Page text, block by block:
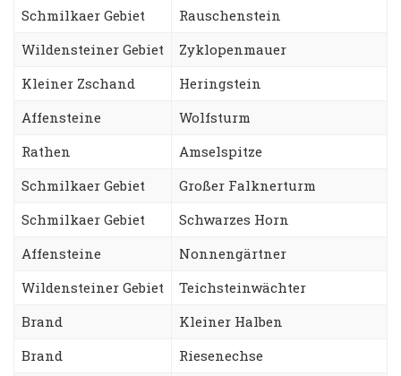
Schmilkaer Gebiet
Rauschenstein
Wildensteiner Gebiet
Zyklopenmauer
Kleiner Zschand
Heringstein
Affensteine
Wolfsturm
Rathen
Amselspitze
Schmilkaer Gebiet
Großer Falknerturm
Schmilkaer Gebiet
Schwarzes Horn
Affensteine
Nonnengärtner
Wildensteiner Gebiet
Teichsteinwächter
Brand
Kleiner Halben
Brand
Riesenechse